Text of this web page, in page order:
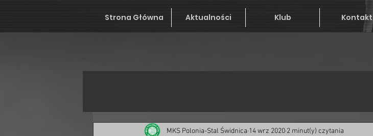
Strona Główna Aktualności Klub Kontakt
MKS Polonia-Stal Świdnica 14 wrz 2020 2 minut(y) czytania